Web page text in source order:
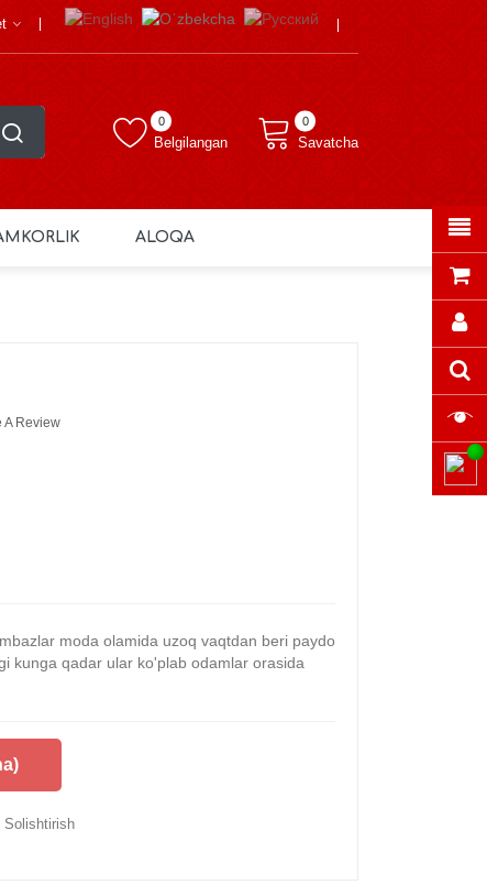
Belgilangan
0 0
Savatcha
ALOQA
A Review
moda olamida uzoq vaqtdan beri paydo
kunga qadar ular ko'plab odamlar orasida
Solishtirish